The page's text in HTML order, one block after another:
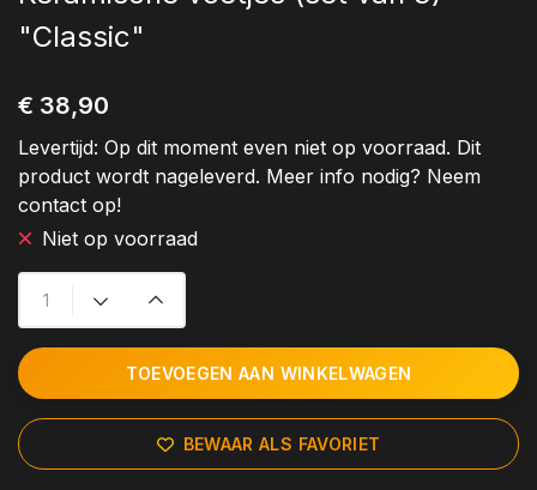
"Classic"
€ 38,90
Levertijd: Op dit moment even niet op voorraad. Dit
product wordt nageleverd. Meer info nodig? Neem
contact op!
Niet op voorraad
TOEVOEGEN AAN WINKELWAGEN
BEWAAR ALS FAVORIET